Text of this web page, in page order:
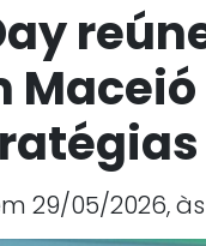
29/05/2026,